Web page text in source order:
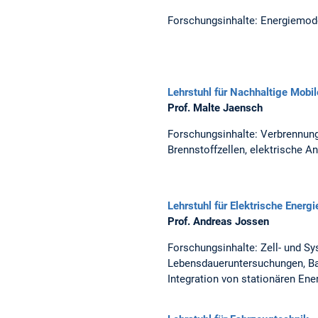
Forschungsinhalte:
Lehrstuhl für Nachhaltige
Prof. Malte Jaensch
Forschungsinhalte:
Brennstoffzellen, elektrische
Lehrstuhl für Elektrische
Prof. Andreas Jossen
Forschungsinhalte: Zell- und
Lebensdaueruntersuchungen,
Integration von stationären